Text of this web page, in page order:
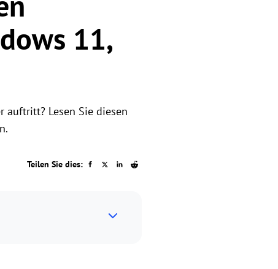
11,
auftritt? Lesen Sie diesen
Teilen Sie dies: